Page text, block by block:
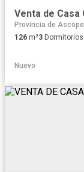
Provincia de Ascope
126 m²3 Dormitorios
Nuevo